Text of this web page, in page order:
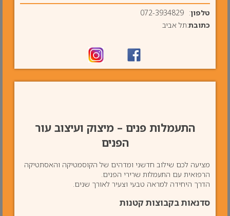
טלפון:
072-3934829
כתובת:תל אביב
התעמלות פנים – מיצוק ועיצוב עור
הפנים
מציעה לכם שילוב חדשני ומדהים של הקוסמטיקה והאסתטיקה
הרפואית עם התעמלות שרירי הפנים.
הדרך היחידה למראה טבעי וצעיר לאורך שנים.
סדנאות בקבוצות קטנות